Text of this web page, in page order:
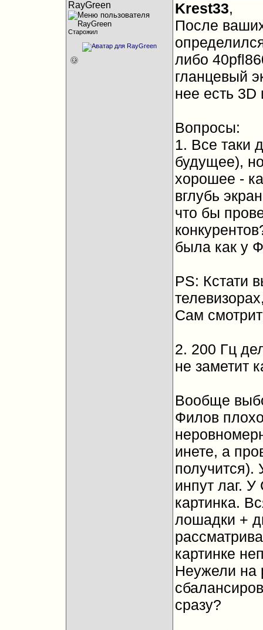
RayGreen
Старожил
Krest33,
После
либо
гланцевый
нее есть 3D
Вопросы:
1. Все таки
будущее),
хорошее -
вглубь
что бы
была как у
PS: Кстати
Сам
2. 200 Гц
не заметит
Вообще
Филов
инете, а
инпут лаг.
картинка.
лошадки +
картинке
Неужели на
сразу?